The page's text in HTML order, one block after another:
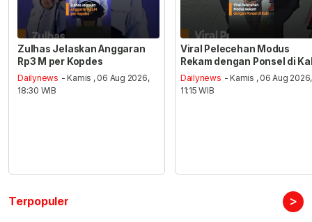
Zulhas Jelaskan Anggaran
Rp3 M per Kopdes
Dailynews - Kamis , 06 Aug 2026,
18:30 WIB
Viral Pelecehan Modus
Rekam dengan Ponsel di
Dailynews - Kamis , 06 Aug 2026,
11:15 WIB
Terpopuler >